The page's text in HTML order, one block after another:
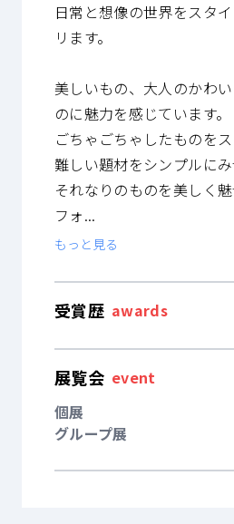
日常と想像の世界をスタ
リます。
美しいもの、大人のかわ
のに魅力を感じています。
ごちゃごちゃしたものをス
難しい題材をシンプルにみ
それなりのものを美しく魅
フォ...
もっと見る
受賞歴 awards
展覧会 event
個展
グループ展